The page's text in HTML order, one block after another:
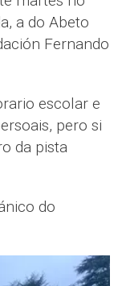
a do Abeto
Fernando
escolar e
pero si
da pista
do